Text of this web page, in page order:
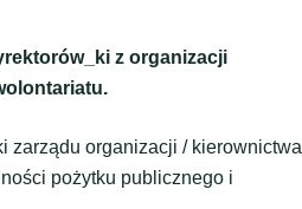
z organizacji
zarządu organizacji / kierownictwa
pożytku publicznego i